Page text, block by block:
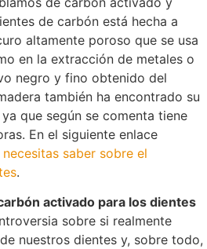
de carbón está hecha a
altamente poroso que se usa
en la extracción de metales o
negro y fino obtenido del
también ha encontrado su
que según se comenta tiene
En el siguiente enlace
saber sobre el
.
arbón activado para los dientes
sobre si realmente
nuestros dientes y, sobre todo,